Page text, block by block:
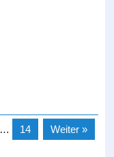
… 14
Weiter »